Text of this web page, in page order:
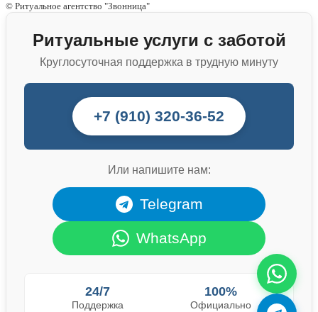
© Ритуальное агентство "Звонница"
Ритуальные услуги с заботой
Круглосуточная поддержка в трудную минуту
+7 (910) 320-36-52
Или напишите нам:
Telegram
WhatsApp
24/7
Поддержка
100%
Официально